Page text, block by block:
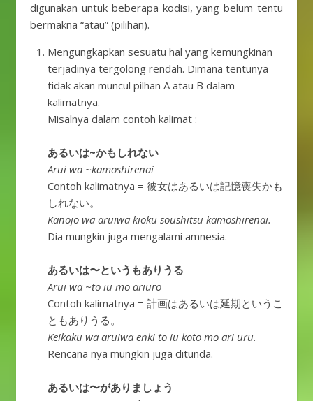
digunakan untuk beberapa kodisi, yang belum tentu
bermakna “atau” (pilihan).
Mengungkapkan sesuatu hal yang kemungkinan
terjadinya tergolong rendah. Dimana tentunya
tidak akan muncul pilhan A atau B dalam
kalimatnya.
Misalnya dalam contoh kalimat :
あるいは~かもしれない
Arui wa ~kamoshirenai
Contoh kalimatnya = 彼女はあるいは記憶喪失かも
しれない。
Kanojo wa aruiwa kioku soushitsu kamoshirenai.
Dia mungkin juga mengalami amnesia.
あるいは〜というもありうる
Arui wa ~to iu mo ariuro
Contoh kalimatnya = 計画はあるいは延期というこ
ともありうる。
Keikaku wa aruiwa enki to iu koto mo ari uru.
Rencana nya mungkin juga ditunda.
あるいは〜がありましょう